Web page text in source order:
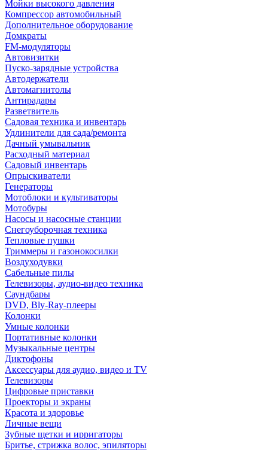
Мойки высокого давления
Компрессор автомобильный
Дополнительное оборудование
Домкраты
FM-модуляторы
Автовизитки
Пуско-зарядные устройства
Автодержатели
Автомагнитолы
Антирадары
Разветвитель
Садовая техника и инвентарь
Удлинители для сада/ремонта
Дачный умывальник
Расходный материал
Садовый инвентарь
Опрыскиватели
Генераторы
Мотоблоки и культиваторы
Мотобуры
Насосы и насосные станции
Снегоуборочная техника
Тепловые пушки
Триммеры и газонокосилки
Воздуходувки
Сабельные пилы
Телевизоры, аудио-видео техника
Саундбары
DVD, Bly-Ray-плееры
Колонки
Умные колонки
Портативные колонки
Музыкальные центры
Диктофоны
Аксессуары для аудио, видео и TV
Телевизоры
Цифровые приставки
Проекторы и экраны
Красота и здоровье
Личные вещи
Зубные щетки и ирригаторы
Бритье, стрижка волос, эпиляторы